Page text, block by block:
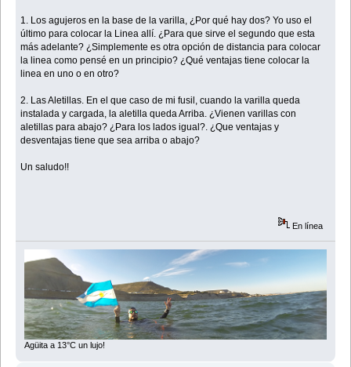
1. Los agujeros en la base de la varilla, ¿Por qué hay dos? Yo uso el
último para colocar la Linea allí. ¿Para que sirve el segundo que esta
más adelante? ¿Simplemente es otra opción de distancia para colocar
la linea como pensé en un principio? ¿Qué ventajas tiene colocar la
linea en uno o en otro?
2. Las Aletillas. En el que caso de mi fusil, cuando la varilla queda
instalada y cargada, la aletilla queda Arriba. ¿Vienen varillas con
aletillas para abajo? ¿Para los lados igual?. ¿Que ventajas y
desventajas tiene que sea arriba o abajo?
Un saludo!!
En línea
Agüita a 13°C un lujo!